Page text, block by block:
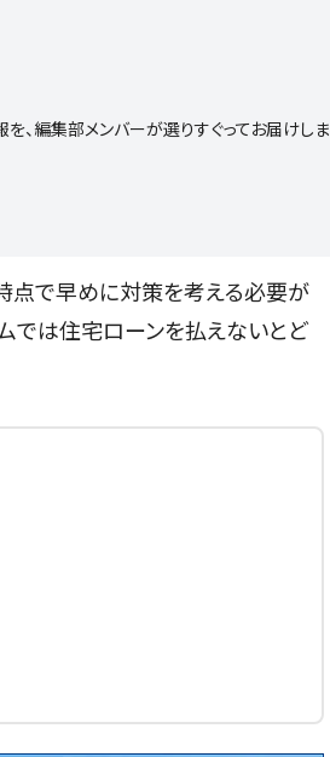
、編集部メンバーが選りすぐってお届けしま
点で早めに対策を考える必要が
では住宅ローンを払えないとど